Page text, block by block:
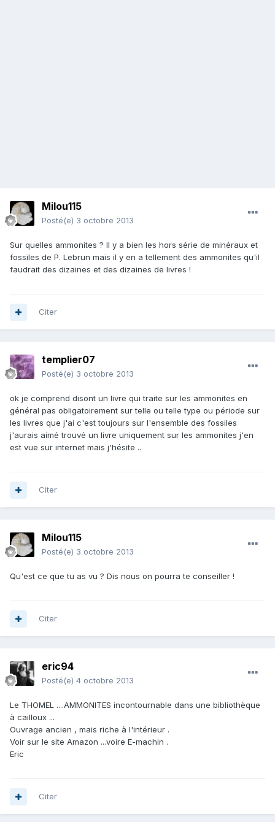
Milou115
Posté(e) 3 octobre 2013
Sur quelles ammonites ? Il y a bien les hors série de minéraux et
fossiles de P. Lebrun mais il y en a tellement des ammonites qu'il
faudrait des dizaines et des dizaines de livres !
Citer
templier07
Posté(e) 3 octobre 2013
ok je comprend disont un livre qui traite sur les ammonites en
général pas obligatoirement sur telle ou telle type ou période sur
les livres que j'ai c'est toujours sur l'ensemble des fossiles
j'aurais aimé trouvé un livre uniquement sur les ammonites j'en
est vue sur internet mais j'hésite ..
Citer
Milou115
Posté(e) 3 octobre 2013
Qu'est ce que tu as vu ? Dis nous on pourra te conseiller !
Citer
eric94
Posté(e) 4 octobre 2013
Le THOMEL ....AMMONITES incontournable dans une bibliothèque
à cailloux ...
Ouvrage ancien , mais riche à l'intérieur .
Voir sur le site Amazon ...voire E-machin .
Eric
Citer